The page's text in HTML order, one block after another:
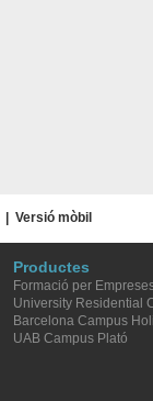
Versió mòbil
Productes
Formació per
University Residential
Barcelona Campus
UAB Campus Plató